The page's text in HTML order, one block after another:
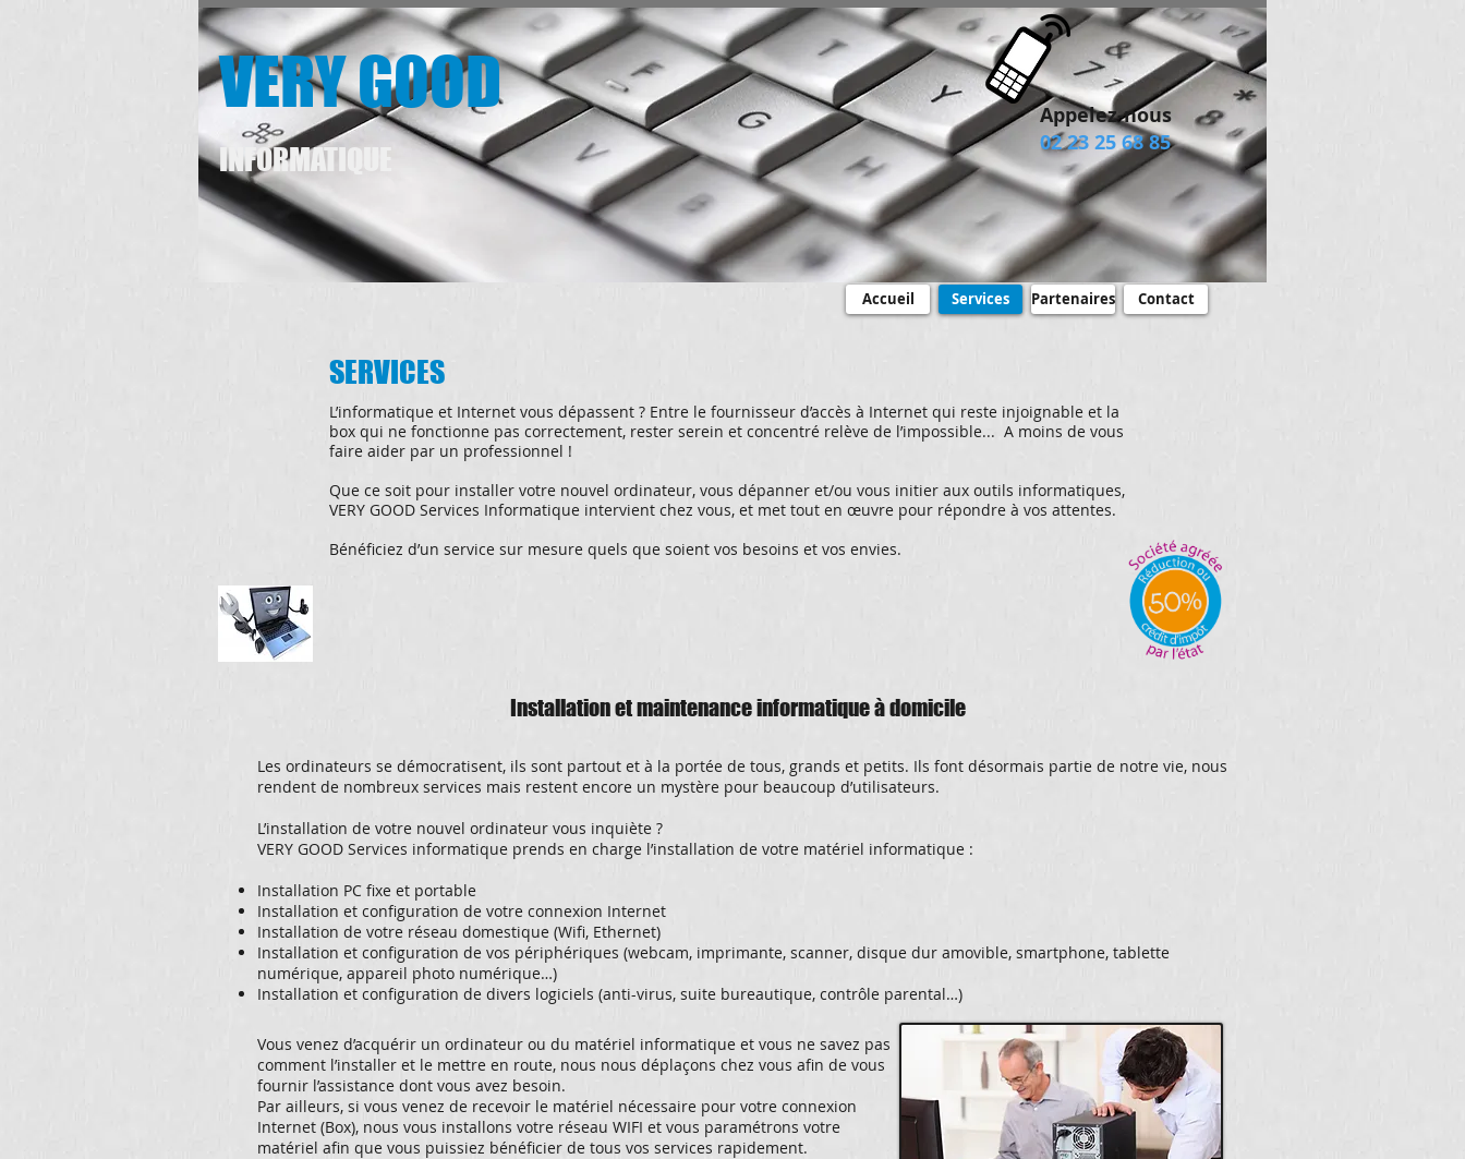
VERY GOOD
​Appelez-nous
02 23 25 68 85​​
INFORMATIQUE
Accueil Services Partenaires Contact
SERVICES
L’informatique et Internet vous dépassent ? Entre le fournisseur d’accès à Internet qui reste injoignable et la
box qui ne fonctionne pas correctement, rester serein et concentré relève de l’impossible... A moins de vous
faire aider par un professionnel !
Que ce soit pour installer votre nouvel ordinateur, vous dépanner et/ou vous initier aux outils informatiques,
VERY GOOD Services Informatique intervient chez vous, et met tout en œuvre pour répondre à vos attentes.
Bénéficiez d’un service sur mesure quels que soient vos besoins et vos envies.
Installation et maintenance informatique à domicile
Les ordinateurs se démocratisent, ils sont partout et à la portée de tous, grands et petits. Ils font désormais partie de notre vie, nous
rendent de nombreux services mais restent encore un mystère pour beaucoup d’utilisateurs.
L’installation de votre nouvel ordinateur vous inquiète ?
VERY GOOD Services informatique prends en charge l’installation de votre matériel informatique :
Installation PC fixe et portable
Installation et configuration de votre connexion Internet
Installation de votre réseau domestique (Wifi, Ethernet)
Installation et configuration de vos périphériques (webcam, imprimante, scanner, disque dur amovible, smartphone, tablette
numérique, appareil photo numérique…)
Installation et configuration de divers logiciels (anti-virus, suite bureautique, contrôle parental…)
Vous venez d’acquérir un ordinateur ou du matériel informatique et vous ne savez pas
comment l’installer et le mettre en route, nous nous déplaçons chez vous afin de vous
fournir l’assistance dont vous avez besoin.
Par ailleurs, si vous venez de recevoir le matériel nécessaire pour votre connexion
Internet (Box), nous vous installons votre réseau WIFI et vous paramétrons votre
matériel afin que vous puissiez bénéficier de tous vos services rapidement.